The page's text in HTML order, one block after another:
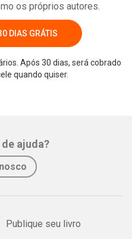
os próprios autores.
DIAS GRÁTIS
Após 30 dias, será cobrado
quando quiser.
ajuda?
Publique seu livro